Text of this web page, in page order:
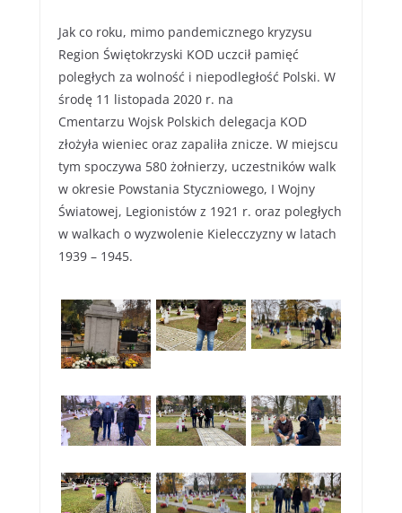
Jak co roku, mimo pandemicznego kryzysu
Region Świętokrzyski KOD uczcił pamięć
poległych za wolność i niepodległość Polski. W
środę 11 listopada 2020 r. na
Cmentarzu Wojsk Polskich delegacja KOD
złożyła wieniec oraz zapaliła znicze. W miejscu
tym spoczywa 580 żołnierzy, uczestników walk
w okresie Powstania Styczniowego, I Wojny
Światowej, Legionistów z 1921 r. oraz poległych
w walkach o wyzwolenie Kielecczyzny w latach
1939 – 1945.